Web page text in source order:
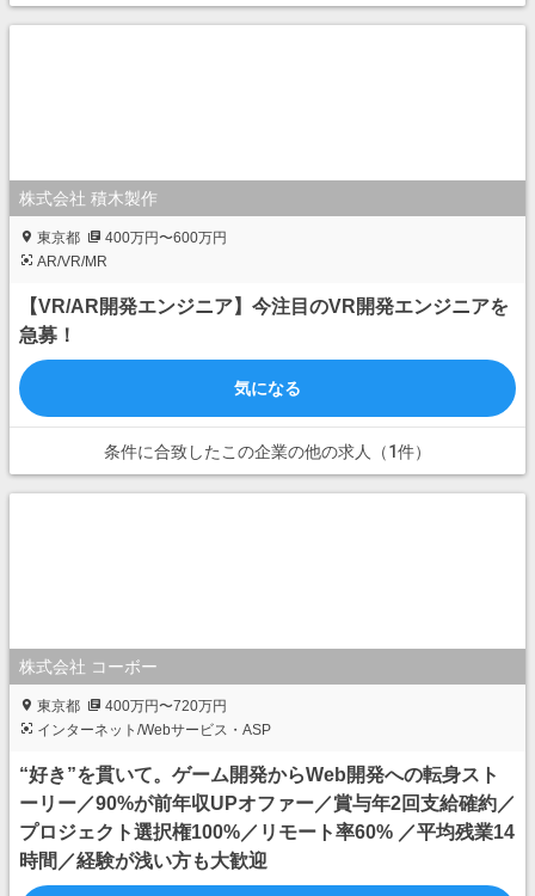
株式会社 積木製作
東京都
400万円〜600万円
AR/VR/MR
【VR/AR開発エンジニア】今注目のVR開発エンジニアを
急募！
気になる
条件に合致したこの企業の他の求人（1件）
株式会社 コーボー
東京都
400万円〜720万円
インターネット/Webサービス・ASP
“好き”を貫いて。ゲーム開発からWeb開発への転身スト
ーリー／90%が前年収UPオファー／賞与年2回支給確約／
プロジェクト選択権100%／リモート率60% ／平均残業14
時間／経験が浅い方も大歓迎